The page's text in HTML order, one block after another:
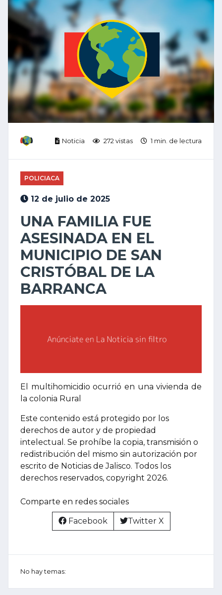
Noticia 272 vistas 1 min. de lectura
POLICIACA
12 de julio de 2025
UNA FAMILIA FUE
ASESINADA EN EL
MUNICIPIO DE SAN
CRISTÓBAL DE LA
BARRANCA
El multihomicidio ocurrió en una vivienda de
la colonia Rural
Este contenido está protegido por los
derechos de autor y de propiedad
intelectual. Se prohíbe la copia, transmisión o
redistribución del mismo sin autorización por
escrito de Noticias de Jalisco. Todos los
derechos reservados, copyright 2026.
Comparte en redes sociales
Facebook Twitter X
No hay temas: